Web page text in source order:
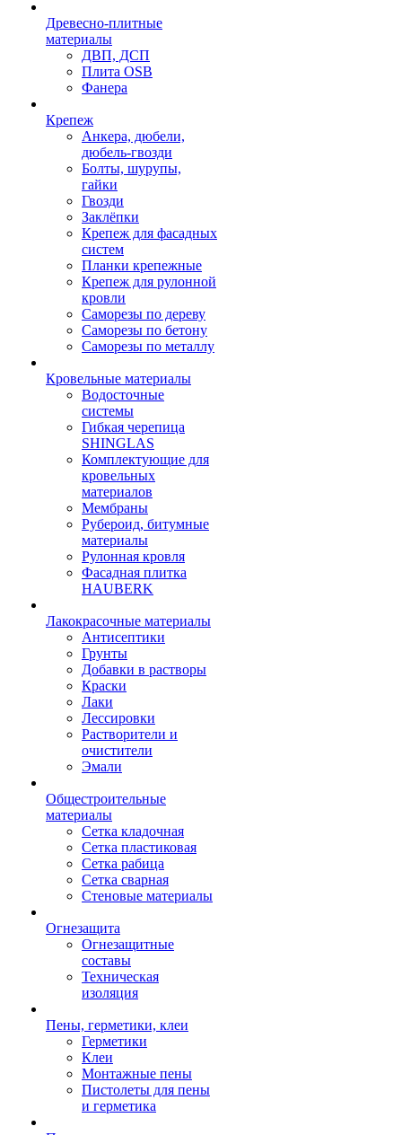
Древесно-плитные
материалы
ДВП, ДСП
Плита OSB
Фанера
Крепеж
Анкера, дюбели,
дюбель-гвозди
Болты, шурупы,
гайки
Гвозди
Заклёпки
Крепеж для фасадных
систем
Планки крепежные
Крепеж для рулонной
кровли
Саморезы по дереву
Саморезы по бетону
Саморезы по металлу
Кровельные материалы
Водосточные
системы
Гибкая черепица
SHINGLAS
Комплектующие для
кровельных
материалов
Мембраны
Рубероид, битумные
материалы
Рулонная кровля
Фасадная плитка
HAUBERK
Лакокрасочные материалы
Антисептики
Грунты
Добавки в растворы
Краски
Лаки
Лессировки
Растворители и
очистители
Эмали
Общестроительные
материалы
Сетка кладочная
Сетка пластиковая
Сетка рабица
Сетка сварная
Стеновые материалы
Огнезащита
Огнезащитные
составы
Техническая
изоляция
Пены, герметики, клеи
Герметики
Клеи
Монтажные пены
Пистолеты для пены
и герметика